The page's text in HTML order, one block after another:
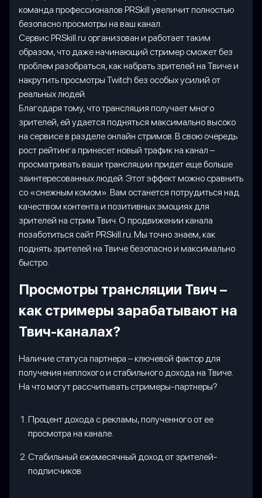
команда профессионалов PRSkill увеличит полностью
безопасно просмотры на ваш канал.
Сервис PRSkill.ru организован и работает таким
образом, что даже начинающий стример сможет без
проблем разобраться, как набрать зрителей на Твиче и
накрутить просмотры Twitch без особых усилий от
реальных людей.
Благодаря тому, что трансляция получает много
зрителей, ей удается подняться максимально высоко
на сервисе в разделе онлайн стримов. В свою очередь
рост рейтинга принесет новый трафик на канал –
просматривать ваши трансляции придет еще больше
заинтересованных людей. Этот эффект можно сравнить
со «снежным комом». Вам останется потрудиться над
качеством контента и позитивных эмоциях для
зрителей на стрим Твич. О продвижении канала
позаботиться сайт PRSkill.ru. Мы точно знаем, как
поднять зрителей на Твиче безопасно и максимально
быстро.
Просмотры трансляции Твич –
как стримеры зарабатывают на
Твич-каналах?
Наличие статуса партнера – ключевой фактор для
получения неплохого и стабильного дохода на Твиче.
На что могут рассчитывать стримеры-партнеры?
Процент дохода с рекламы, полученного от ее
просмотра на канале.
Стабильный ежемесячный доход от зрителей-
подписчиков.